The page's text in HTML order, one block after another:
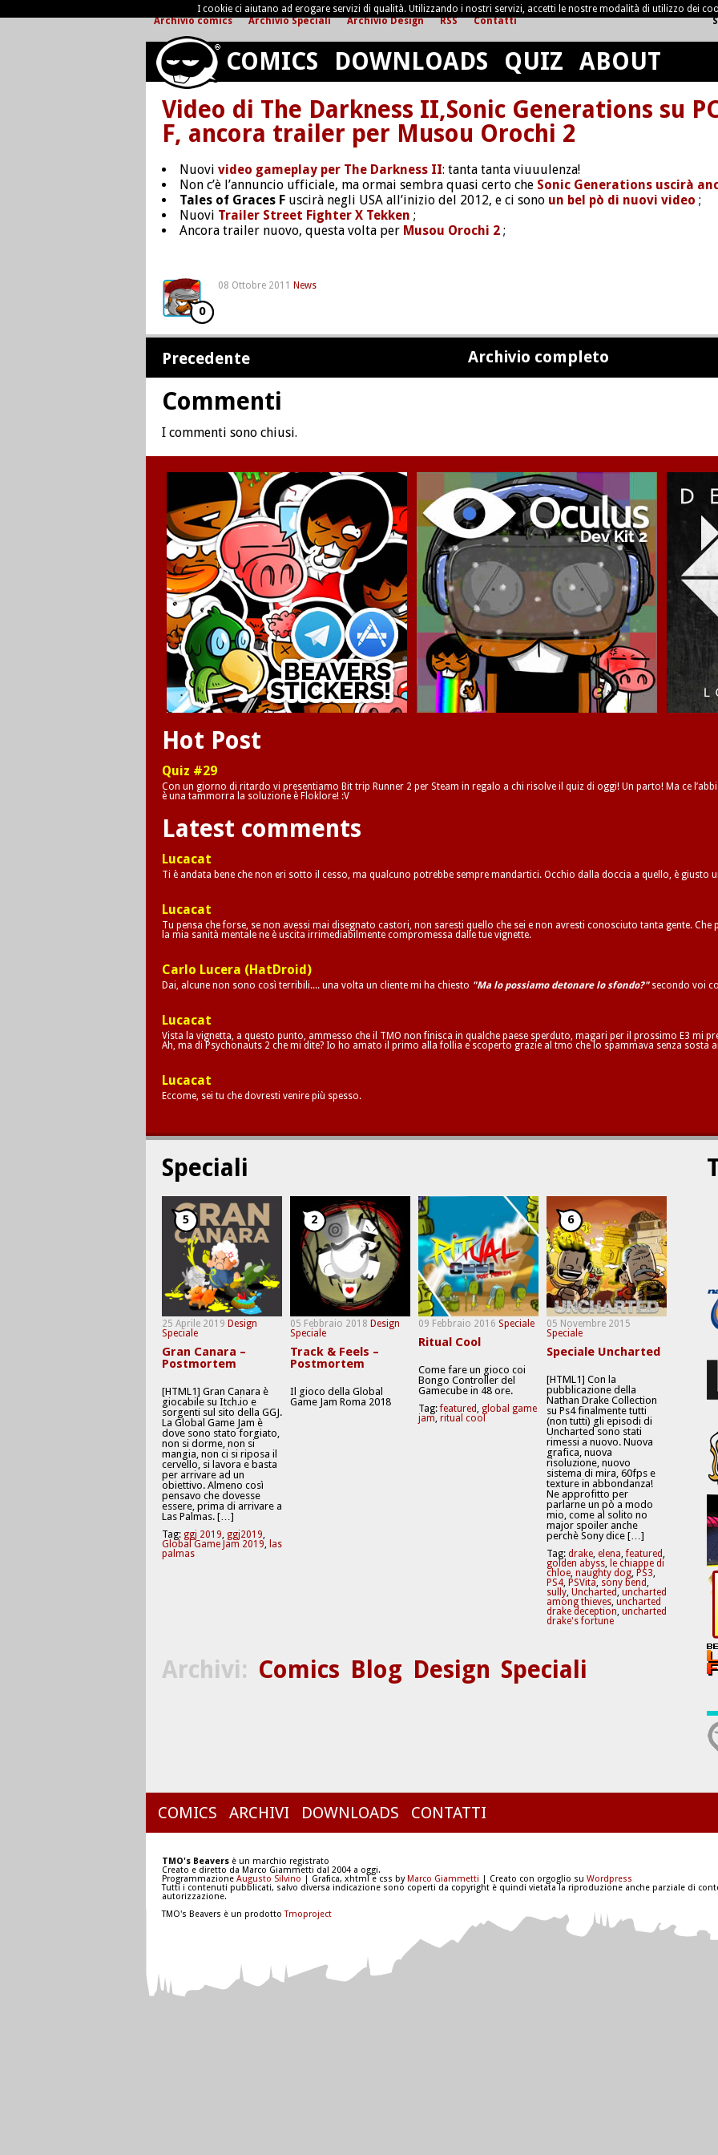
Archivio comics Archivio Speciali Archivio Design RSS Contatti
COMICS DOWNLOADS QUIZ ABOUT
Video di The Darkness II,Sonic Generations su
F, ancora trailer per Musou Orochi 2
Nuovi video gameplay per The Darkness II: tanta tanta viuuulenza!
Non c’è l’annuncio ufficiale, ma ormai sembra quasi certo che Sonic Generations uscirà
Tales of Graces F uscirà negli USA all’inizio del 2012, e ci sono un bel pò di nuovi video ;
Nuovi Trailer Street Fighter X Tekken ;
Ancora trailer nuovo, questa volta per Musou Orochi 2 ;
08 Ottobre 2011 News
0
Precedente Archivio completo
Commenti
I commenti sono chiusi.
Hot Post
Quiz #29
Con un giorno di ritardo vi presentiamo Bit trip Runner 2 per Steam in regalo a chi risolve il quiz di oggi! Un parto! Ma ce
è una tammorra la soluzione è Floklore! :V
Latest comments
Lucacat
Ti è andata bene che non eri sotto il cesso, ma qualcuno potrebbe sempre mandartici. Occhio dalla doccia a quello, è giusto
Lucacat
Tu pensa che forse, se non avessi mai disegnato castori, non saresti quello che sei e non avresti conosciuto tanta gente.
la mia sanità mentale ne è uscita irrimediabilmente compromessa dalle tue vignette.
Carlo Lucera (HatDroid)
Dai, alcune non sono così terribili.... una volta un cliente mi ha chiesto "Ma lo possiamo detonare lo sfondo?"secondo voi
Lucacat
Vista la vignetta, a questo punto, ammesso che il TMO non finisca in qualche paese sperduto, magari per il prossimo E3 mi
Ah, ma di Psychonauts 2 che mi dite? Io ho amato il primo alla follia e scoperto grazie al tmo che lo spammava senza sosta
Lucacat
Eccome, sei tu che dovresti venire più spesso.
Speciali
25 Aprile 2019 Design
Speciale
5
Gran Canara –
Postmortem
[HTML1] Gran Canara è
giocabile su Itch.io e
sorgenti sul sito della GGJ.
La Global Game Jam è
dove sono stato forgiato,
non si dorme, non si
mangia, non ci si riposa il
cervello, si lavora e basta
per arrivare ad un
obiettivo. Almeno così
pensavo che dovesse
essere, prima di arrivare a
Las Palmas. […]
Tag: ggj 2019, ggj2019,
Global Game Jam 2019, las
palmas
05 Febbraio 2018 Design
Speciale
2
Track & Feels –
Postmortem
Il gioco della Global
Game Jam Roma 2018
09 Febbraio 2016 Speciale
Ritual Cool
Come fare un gioco coi
Bongo Controller del
Gamecube in 48 ore.
Tag:featured, global game
jam, ritual cool
05 Novembre 2015
Speciale
6
Speciale Uncharted
[HTML1] Con la
pubblicazione della
Nathan Drake Collection
su Ps4 finalmente tutti
(non tutti) gli episodi di
Uncharted sono stati
rimessi a nuovo. Nuova
grafica, nuova
risoluzione, nuovo
sistema di mira, 60fps e
texture in abbondanza!
Ne approfitto per
parlarne un pò a modo
mio, come al solito no
major spoiler anche
perchè Sony dice […]
Tag: drake, elena,featured,
golden abyss, le chiappe di
chloe, naughty dog, PS3,
PS4, PSVita, sony bend,
sully, Uncharted, uncharted
among thieves, uncharted
drake deception, uncharted
drake's fortune
Archivi: Comics Blog Design Speciali
COMICS ARCHIVI DOWNLOADS CONTATTI
TMO's Beavers è un marchio registrato
Creato e diretto da Marco Giammetti dal 2004 a oggi.
Programmazione Augusto Silvino | Grafica, xhtml e css byMarco Giammetti | Creato con orgoglio su Wordpress
Tutti i contenuti pubblicati, salvo diversa indicazione sono coperti da copyright è quindi vietata la riproduzione anche parziale di
autorizzazione.
TMO's Beavers è un prodottoTmoproject
I cookie ci aiutano ad erogare servizi di qualità. Utilizzando i nostri servizi, accetti le nostre modalità di utilizzo dei